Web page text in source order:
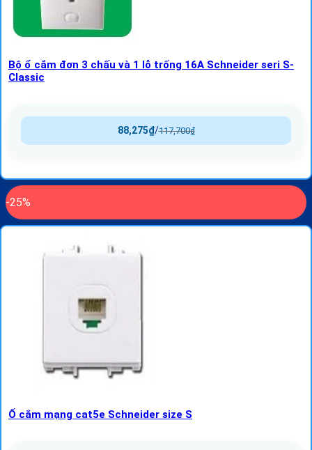
Bộ ổ cắm đơn 3 chấu và 1 lỗ trống 16A Schneider seri S-
Classic
117,700₫
/
88,275₫
-25%
Ổ cắm mạng cat5e Schneider size S